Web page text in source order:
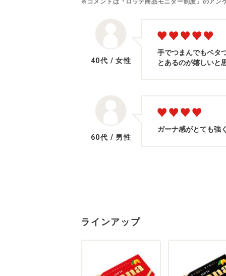
※コメントは『ロッテ商品モニター制度」のアン
40代 /女性
手でつまんでもベタ
とあるのが嬉しいと
60代 / 男性
ガーナ感がとても強
ラインアップ